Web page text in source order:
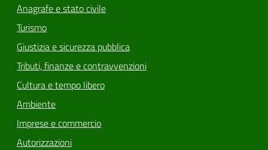
Anagrafe e stato civile
Turismo
Giustizia e sicurezza pubblica
Tributi, finanze e contravvenzioni
Cultura e tempo libero
Ambiente
Imprese e commercio
Autorizzazioni